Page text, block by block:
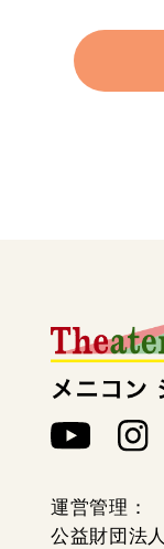
運営管理：
公益財団法